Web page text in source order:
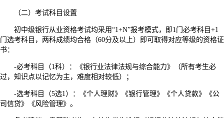
（二）考试科目设置
初中级银行从业资格考试均采用“1+N”报考模式，即1门必考科目+1
门选考科目，两科成绩均合格（60分及以上）即可取得对应等级的资格证
书：
-必考科目（1科）：《银行业法律法规与综合能力》（所有考生必
过，知识点以记忆为主，难度相对较低）；
-选考科目（5选1）：《个人理财》《银行管理》《个人贷款》《公
司信贷》《风险管理》。